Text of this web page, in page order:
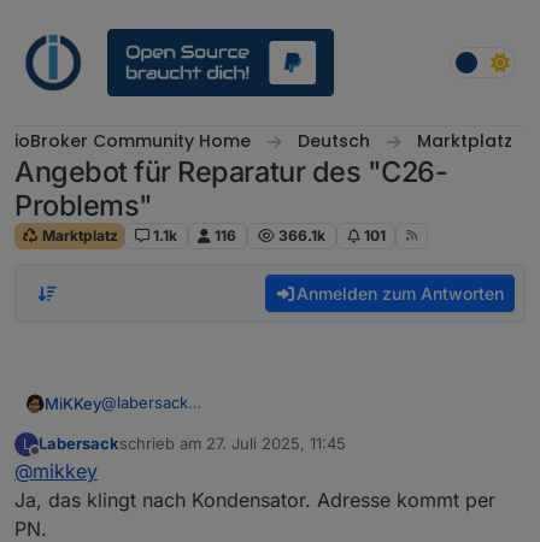
ioBroker Community Home Deutsch Marktplatz
Angebot für Reparatur des "C26-
Problems"
Marktplatz 1.1k 116 366.1k 101
Anmelden zum Antworten
MiKKey@labersack
im Testaufbau bricht beim Schalten bereits ohne Last
weiteren Kanals gehen alle aus.
nach Schalterdrücken blinkt LED/ die LED paarmal, aber
Beste Grüße
Michael
L
Offline
Labersackschrieb am 27. Juli 2025, 11:45
zuletzt editiert von
@mikkey
Ja, das klingt nach Kondensator. Adresse kommt per
PN.